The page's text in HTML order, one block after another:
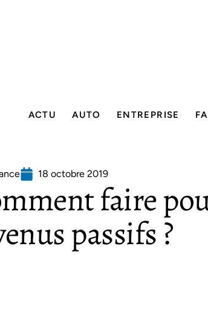
ACTU AUTO ENTREPRISE
18 octobre 2019
faire
passifs ?